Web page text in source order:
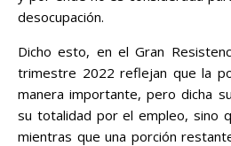
desocupación.
Dicho esto, en el Gran
trimestre 2022 reflejan que la
manera importante, pero dicha
su totalidad por el empleo, sino
mientras que una porción